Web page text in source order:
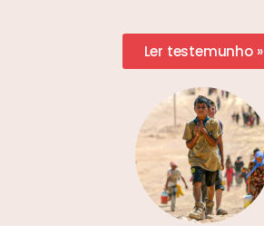
Ler testemunho »